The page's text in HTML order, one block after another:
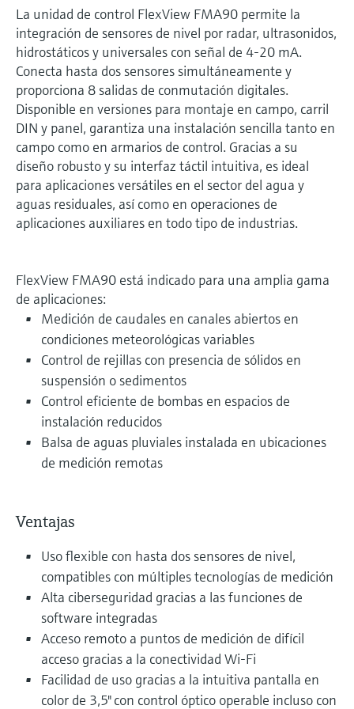
La unidad de control FlexView FMA90 permite la
integración de sensores de nivel por radar, ultrasonidos,
hidrostáticos y universales con señal de 4-20 mA.
Conecta hasta dos sensores simultáneamente y
proporciona 8 salidas de conmutación digitales.
Disponible en versiones para montaje en campo, carril
DIN y panel, garantiza una instalación sencilla tanto en
campo como en armarios de control. Gracias a su
diseño robusto y su interfaz táctil intuitiva, es ideal
para aplicaciones versátiles en el sector del agua y
aguas residuales, así como en operaciones de
aplicaciones auxiliares en todo tipo de industrias.
FlexView FMA90 está indicado para una amplia gama
de aplicaciones:
Medición de caudales en canales abiertos en
condiciones meteorológicas variables
Control de rejillas con presencia de sólidos en
suspensión o sedimentos
Control eficiente de bombas en espacios de
instalación reducidos
Balsa de aguas pluviales instalada en ubicaciones
de medición remotas
Ventajas
Uso flexible con hasta dos sensores de nivel,
compatibles con múltiples tecnologías de medición
Alta ciberseguridad gracias a las funciones de
software integradas
Acceso remoto a puntos de medición de difícil
acceso gracias a la conectividad Wi-Fi
Facilidad de uso gracias a la intuitiva pantalla en
color de 3,5" con control óptico operable incluso con